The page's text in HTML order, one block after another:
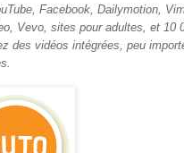
Facebook, Dailymotion,
Vevo, sites pour adultes, et 10
des vidéos intégrées, peu